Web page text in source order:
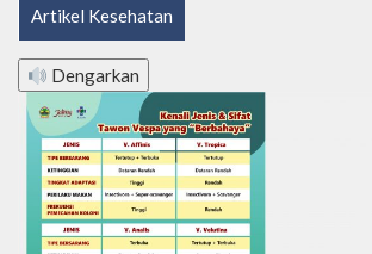
Artikel Kesehatan
Dengarkan